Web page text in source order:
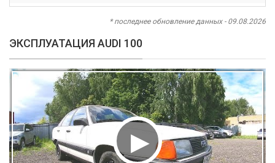
* последнее обновление данных - 09.08.2026
ЭКСПЛУАТАЦИЯ AUDI 100